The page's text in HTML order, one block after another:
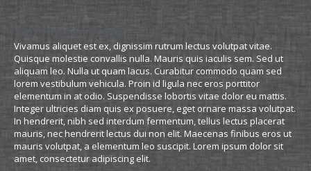
Vivamus aliquet est ex, dignissim rutrum lectus volutpat vitae.
Quisque molestie convallis nulla. Mauris quis iaculis sem. Sed ut
aliquam leo. Nulla ut quam lacus. Curabitur commodo quam sed
lorem vestibulum vehicula. Proin id ligula nec eros porttitor
elementum in at odio. Suspendisse lobortis vitae dolor eu mattis.
Integer ultricies diam quis ex posuere, eget ornare massa volutpat.
In hendrerit, nibh sed interdum fermentum, tellus lectus placerat
mauris, nec hendrerit lectus dui non elit. Maecenas finibus eros ut
mauris volutpat, a elementum leo suscipit. Lorem ipsum dolor sit
amet, consectetur adipiscing elit.